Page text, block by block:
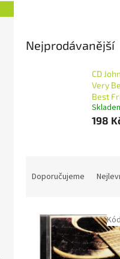
Nejprodávanější
CD
Very
Best
198
Doporučujeme